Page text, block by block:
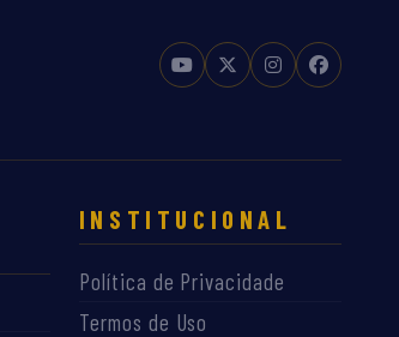
INSTITUCIONAL
Política de Privacidade
Termos de Uso